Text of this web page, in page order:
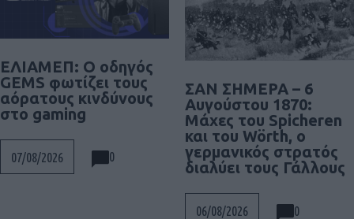
ΕΛΙΑΜΕΠ: Ο οδηγός
GEMS φωτίζει τους
αόρατους κινδύνους
στο gaming
07/08/2026 0
ΣΑΝ ΣΗΜΕΡΑ – 6
Αυγούστου 1870:
Μάχες του Spicheren
και του Wörth, ο
γερμανικός στρατός
διαλύει τους Γάλλους
06/08/2026 0